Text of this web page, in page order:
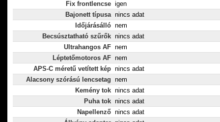
Fix frontlencse igen
Bajonett típusa nincs adat
Időjárásálló nem
Becsúsztatható szűrők nincs adat
Ultrahangos AF nem
Léptetőmotoros AF nem
APS-C méretű vetített kép nincs adat
Alacsony szórású lencsetag nem
Kemény tok nincs adat
Puha tok nincs adat
Napellenző nincs adat